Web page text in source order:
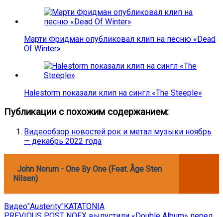
Марти Фридман опубликовал клип на песню «Dead
Of Winter»
Halestorm показали клип на сингл «The Steeple»
Публикации с похожим содержанием:
Видеообзор новостей рок и метал музыки ноябрь
— декабрь 2022 года
John Norum - One By One (Feat. Åge Sten
Nilsen)
Видео"Austerity"KATATONIA